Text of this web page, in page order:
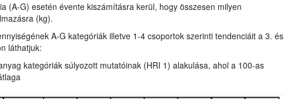
(A-G) esetén évente kiszámításra kerül, hogy összesen milyen
(kg).
A-G kategóriák illetve 1-4 csoportok szerinti tendenciáit a 3. és
láthatjuk:
kategóriák súlyozott mutatóinak (HRI 1) alakulása, ahol a 100-as